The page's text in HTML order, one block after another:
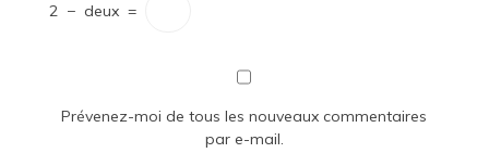
2 − deux =
Prévenez-moi de tous les nouveaux commentaires
par e-mail.